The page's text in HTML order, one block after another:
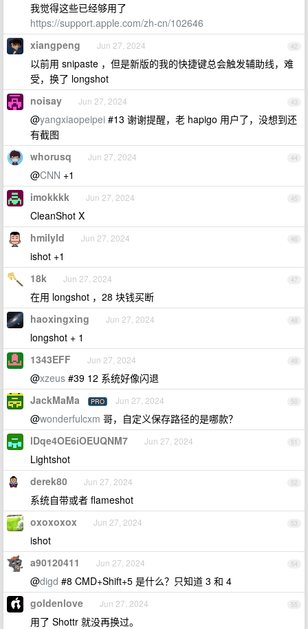
我觉得这些已经够用了
https://support.apple.com/zh-cn/102646
42
xiangpeng Jun 27, 2024
以前用 snipaste ，但是新版的我的快捷键总会触发辅助线，难
受，换了 longshot
43
noisay Jun 27, 2024
@yangxiaopeipei #13 谢谢提醒，老 hapigo 用户了，没想到还
有截图
44
whorusq Jun 27, 2024
@CNN +1
45
imokkkk Jun 27, 2024
CleanShot X
46
hmilyld Jun 27, 2024
ishot +1
47
18k Jun 27, 2024
在用 longshot ，28 块钱买断
48
haoxingxing Jun 27, 2024
longshot + 1
49
1343EFF Jun 27, 2024
@xzeus #39 12 系统好像闪退
50
JackMaMa PRO Jun 27, 2024
@wonderfulcxm 哥，自定义保存路径的是哪款？
51
lDqe4OE6iOEUQNM7 Jun 27, 2024
Lightshot
52
derek80 Jun 27, 2024
系统自带或者 flameshot
53
oxoxoxox Jun 27, 2024
ishot
54
a90120411 Jun 27, 2024
@digd #8 CMD+Shift+5 是什么？只知道 3 和 4
55
goldenlove Jun 27, 2024
用了 Shottr 就没再换过。